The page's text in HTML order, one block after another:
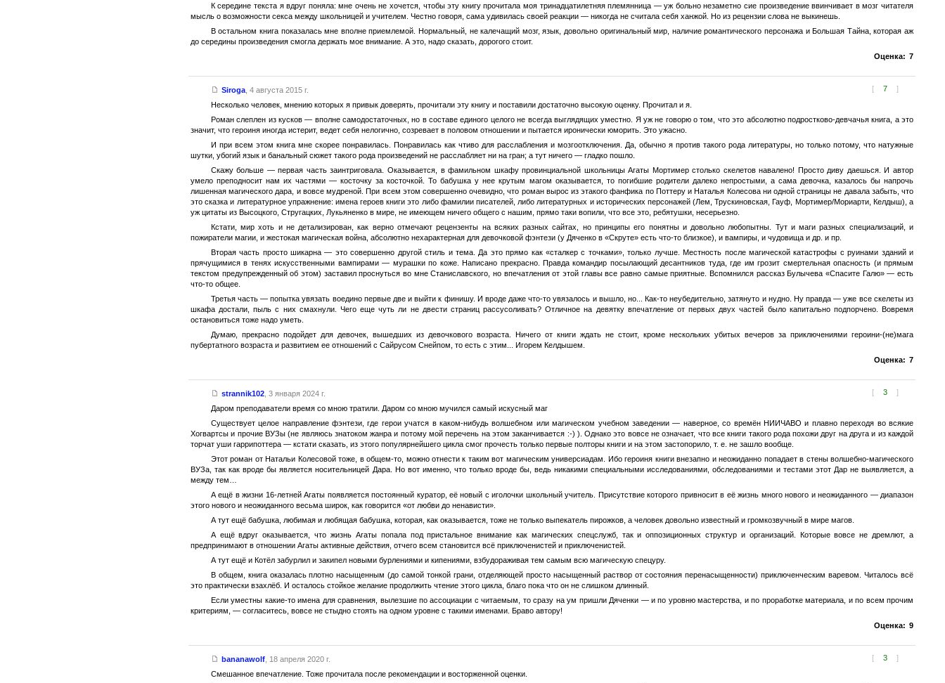
К середине текста я вдруг поняла: мне очень не хочется, чтобы эту книгу прочитала моя тринадцатилетняя племянница — уж больно незаметно сие произведение ввинчивает в мозг читателя
мысль о возможности секса между школьницей и учителем. Честно говоря, сама удивилась своей реакции — никогда не считала себя ханжой. Но из рецензии слова не выкинешь.
В остальном книга показалась мне вполне приемлемой. Нормальный, не калечащий мозг, язык, довольно оригинальный мир, наличие романтического персонажа и Большая Тайна, которая аж
до середины произведения смогла держать мое внимание. А это, надо сказать, дорогого стоит.
Оценка: 7
[ 7 ]
Siroga, 4 августа 2015 г.
Несколько человек, мнению которых я привык доверять, прочитали эту книгу и поставили достаточно высокую оценку. Прочитал и я.
Роман слеплен из кусков — вполне самодостаточных, но в составе единого целого не всегда выглядящих уместно. Я уж не говорю о том, что это абсолютно подростково-девчачья книга, а это
значит, что героиня иногда истерит, ведет себя нелогично, созревает в половом отношении и пытается иронически юморить. Это ужасно.
И при всем этом книга мне скорее понравилась. Понравилась как чтиво для расслабления и мозгоотключения. Да, обычно я против такого рода литературы, но только потому, что натужные
шутки, убогий язык и банальный сюжет такого рода произведений не расслабляет ни на гран; а тут ничего — гладко пошло.
Скажу больше — первая часть заинтриговала. Оказывается, в фамильном шкафу провинциальной школьницы Агаты Мортимер столько скелетов навалено! Просто диву даешься. И автор
умело преподносит нам их частями — косточку за косточкой. То бабушка у нее крутым магом оказывается, то погибшие родители далеко непростыми, а сама девочка, казалось бы напрочь
лишенная магического дара, и вовсе мудреной. При всем этом совершенно очевидно, что роман вырос из этакого фанфика по Поттеру и Наталья Колесова ни одной страницы не давала забыть, что
это сказка и литературное упражнение: имена героев книги это либо фамилии писателей, либо литературных и исторических персонажей (Лем, Трускиновская, Гауф, Мортимер/Мориарти, Келдыш), а
уж цитаты из Высоцкого, Стругацких, Лукьяненко в мире, не имеющем ничего общего с нашим, прямо таки вопили, что все это, ребятушки, несерьезно.
Кстати, мир хоть и не детализирован, как верно отмечают рецензенты на всяких разных сайтах, но принципы его понятны и довольно любопытны. Тут и маги разных специализаций, и
пожиратели магии, и жестокая магическая война, абсолютно нехарактерная для девочковой фэнтези (у Дяченко в «Скруте» есть что-то близкое), и вампиры, и чудовища и др. и пр.
Вторая часть просто шикарна — это совершенно другой стиль и тема. Да это прямо как «сталкер с точками», только лучше. Местность после магической катастрофы с руинами зданий и
прячущимися в тенях искусственными вампирами — мурашки по коже. Написано прекрасно. Правда командир посылающий десантников туда, где им грозит смертельная опасность (и прямым
текстом предупрежденный об этом) заставил проснуться во мне Станиславского, но впечатления от этой главы все равно самые приятные. Вспомнился рассказ Булычева «Спасите Галю» — есть
что-то общее.
Третья часть — попытка увязать воедино первые две и выйти к финишу. И вроде даже что-то увязалось и вышло, но... Как-то неубедительно, затянуто и нудно. Ну правда — уже все скелеты из
шкафа достали, пыль с них смахнули. Чего еще чуть ли не двести страниц рассусоливать? Отличное на девятку впечатление от первых двух частей было капитально подпорчено. Вовремя
остановиться тоже надо уметь.
Думаю, прекрасно подойдет для девочек, вышедших из девочкового возраста. Ничего от книги ждать не стоит, кроме нескольких убитых вечеров за приключениями героини-(не)мага
пубертатного возраста и развитием ее отношений с Сайрусом Снейпом, то есть с этим... Игорем Келдышем.
Оценка: 7
[ 3 ]
strannik102, 3 января 2024 г.
Даром преподаватели время со мною тратили. Даром со мною мучился самый искусный маг
Существует целое направление фэнтези, где герои учатся в каком-нибудь волшебном или магическом учебном заведении — наверное, со времён НИИЧАВО и плавно переходя во всякие
Хогвартсы и прочие ВУЗы (не являюсь знатоком жанра и потому мой перечень на этом заканчивается :-) ). Однако это вовсе не означает, что все книги такого рода похожи друг на друга и из каждой
торчат уши гаррипоттера — кстати сказать, из этого популярнейшего цикла смог прочесть только первые полторы книги и на этом застопорило, т. е. не зашло вообще.
Этот роман от Натальи Колесовой тоже, в общем-то, можно отнести к таким вот магическим универсиадам. Ибо героиня книги внезапно и неожиданно попадает в стены волшебно-магического
ВУЗа, так как вроде бы является носительницей Дара. Но вот именно, что только вроде бы, ведь никакими специальными исследованиями, обследованиями и тестами этот Дар не выявляется, а
между тем…
А ещё в жизни 16-летней Агаты появляется постоянный куратор, её новый с иголочки школьный учитель. Присутствие которого привносит в её жизнь много нового и неожиданного — диапазон
этого нового и неожиданного весьма широк, как говорится «от любви до ненависти».
А тут ещё бабушка, любимая и любящая бабушка, которая, как оказывается, тоже не только выпекатель пирожков, а человек довольно известный и громкозвучный в мире магов.
А ещё вдруг оказывается, что жизнь Агаты попала под пристальное внимание как магических спецслужб, так и оппозиционных структур и организаций. Которые вовсе не дремлют, а
предпринимают в отношении Агаты активные действия, отчего всем становится всё приключенистей и приключенистей.
А тут ещё и Котёл забурлил и закипел новыми бурлениями и кипениями, взбудораживая тем самым всю магическую спецуру.
В общем, книга оказалась плотно насыщенным (до самой тонкой грани, отделяющей просто насыщенный раствор от состояния перенасыщенности) приключенческим варевом. Читалось всё
это практически взахлёб. И осталось стойкое желание продолжить чтение этого цикла, благо пока что он не слишком длинный.
Если уместны какие-то имена для сравнения, вылезшие по ассоциации с читаемым, то сразу на ум пришли Дяченки — и по уровню мастерства, и по проработке материала, и по всем прочим
критериям, — согласитесь, вовсе не стыдно стоять на одном уровне с такими именами. Браво автору!
Оценка: 9
[ 3 ]
bananawolf, 18 апреля 2020 г.
Смешанное впечатление. Тоже прочитала после рекомендации и восторженной оценки.